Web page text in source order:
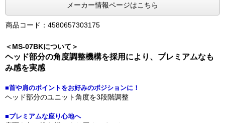
メーカー情報ページはこちら
商品コード：4580657303175
＜MS-07BKについて＞
ヘッド部分の角度調整機構を採用により、プレミアムなも
み感を実感
■首や肩のポイントをお好みのポジションに！
ヘッド部分のユニット角度を3段階調整
■プレミアムな座り心地へ